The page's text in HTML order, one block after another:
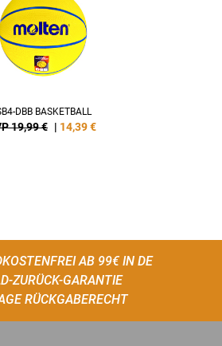
DBB BASKETBALL
19,99 € | 14,39€
AB 99€ IN DE
ZURÜCK-GARANTIE
RÜCKGABERECHT